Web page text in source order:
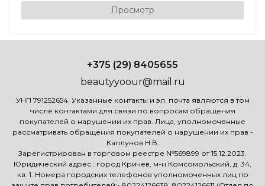
Просмотр
+375 (29) 8405655
beautyyoour@mail.ru
УНП 791252654. Указанные контакты и эл. почта являются в том
числе контактами для связи по вопросам обращения
покупателей о нарушении их прав. Лица, уполномоченные
рассматривать обращения покупателей о нарушении их прав -
Каплунов Н.В.
Зарегистрирован в торговом реестре №569899 от 15.12.2023.
Юридический адрес : город Кричев, м-н Комсомольский, д. 34,
кв. 1. Номера городских телефонов уполномоченных лиц по